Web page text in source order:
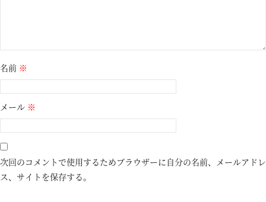
名前 ※
メール ※
次回のコメントで使用するためブラウザーに自分の名前、メールアドレ
ス、サイトを保存する。